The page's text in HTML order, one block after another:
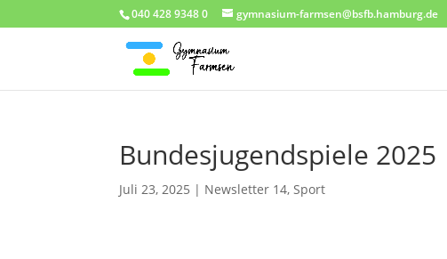
040 428 9348 0 gymnasium-farmsen@bsfb.hamburg.de
Bundesjugendspiele 2025
Juli 23, 2025 | Newsletter 14,Sport